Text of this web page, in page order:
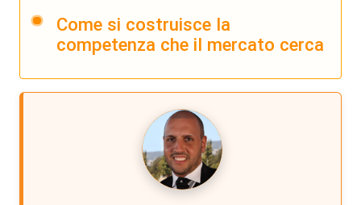
Come si costruisce la
competenza che il mercato cerca